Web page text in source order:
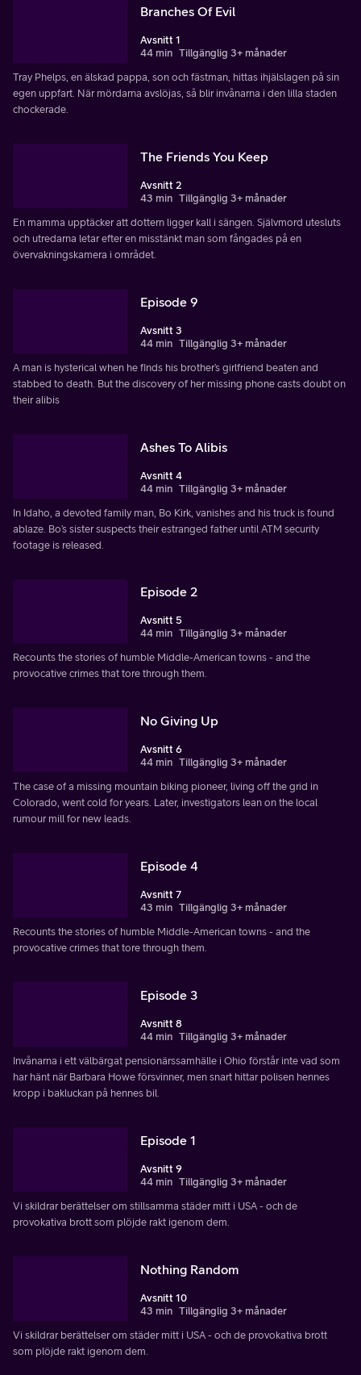
Branches Of Evil
Avsnitt 1
44 min Tillgänglig 3+ månader
Tray Phelps, en älskad pappa, son och fästman, hittas ihjälslagen på sin
egen uppfart. När mördarna avslöjas, så blir invånarna i den lilla staden
chockerade.
The Friends You Keep
Avsnitt 2
43 min Tillgänglig 3+ månader
En mamma upptäcker att dottern ligger kall i sängen. Självmord utesluts
och utredarna letar efter en misstänkt man som fångades på en
övervakningskamera i området.
Episode 9
Avsnitt 3
44 min Tillgänglig 3+ månader
A man is hysterical when he finds his brother’s girlfriend beaten and
stabbed to death. But the discovery of her missing phone casts doubt on
their alibis
Ashes To Alibis
Avsnitt 4
44 min Tillgänglig 3+ månader
In Idaho, a devoted family man, Bo Kirk, vanishes and his truck is found
ablaze. Bo’s sister suspects their estranged father until ATM security
footage is released.
Episode 2
Avsnitt 5
44 min Tillgänglig 3+ månader
Recounts the stories of humble Middle-American towns - and the
provocative crimes that tore through them.
No Giving Up
Avsnitt 6
44 min Tillgänglig 3+ månader
The case of a missing mountain biking pioneer, living off the grid in
Colorado, went cold for years. Later, investigators lean on the local
rumour mill for new leads.
Episode 4
Avsnitt 7
43 min Tillgänglig 3+ månader
Recounts the stories of humble Middle-American towns - and the
provocative crimes that tore through them.
Episode 3
Avsnitt 8
44 min Tillgänglig 3+ månader
Invånarna i ett välbärgat pensionärssamhälle i Ohio förstår inte vad som
har hänt när Barbara Howe försvinner, men snart hittar polisen hennes
kropp i bakluckan på hennes bil.
Episode 1
Avsnitt 9
44 min Tillgänglig 3+ månader
Vi skildrar berättelser om stillsamma städer mitt i USA - och de
provokativa brott som plöjde rakt igenom dem.
Nothing Random
Avsnitt 10
43 min Tillgänglig 3+ månader
Vi skildrar berättelser om städer mitt i USA - och de provokativa brott
som plöjde rakt igenom dem.